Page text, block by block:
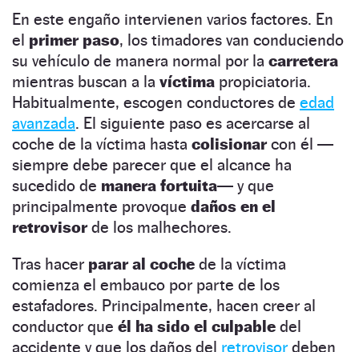
En este engaño intervienen varios factores. En
el primer paso, los timadores van conduciendo
su vehículo de manera normal por la carretera
mientras buscan a la víctima propiciatoria.
Habitualmente, escogen conductores de edad
avanzada. El siguiente paso es acercarse al
coche de la víctima hasta colisionarcon él —
siempre debe parecer que el alcance ha
sucedido de manera fortuita— y que
principalmente provoque daños en el
retrovisorde los malhechores.
Tras hacer parar al coche de la víctima
comienza el embauco por parte de los
estafadores. Principalmente, hacen creer al
conductor que él ha sido el culpable del
accidente y que los daños del retrovisor deben